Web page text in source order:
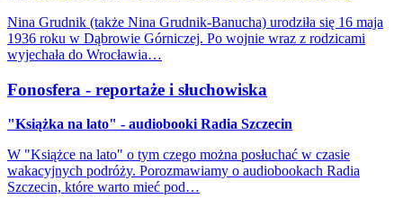
Nina Grudnik (także Nina Grudnik-Banucha) urodziła się 16 maja
1936 roku w Dąbrowie Górniczej. Po wojnie wraz z rodzicami
wyjechała do Wrocławia…
Fonosfera - reportaże i słuchowiska
"Książka na lato" - audiobooki Radia Szczecin
W "Książce na lato" o tym czego można posłuchać w czasie
wakacyjnych podróży. Porozmawiamy o audiobookach Radia
Szczecin, które warto mieć pod…